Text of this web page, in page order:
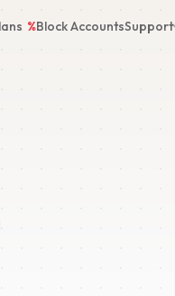
%Block AccountsSupport